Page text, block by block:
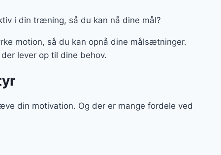
i din træning, så du kan nå dine mål?
motion, så du kan opnå dine målsætninger.
lever op til dine behov.
din motivation. Og der er mange fordele ved